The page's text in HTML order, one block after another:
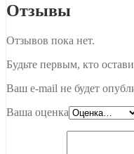
Отзывы
Отзывов пока нет.
Будьте первым, кто
Ваш e-mail не будет
Ваша оценка